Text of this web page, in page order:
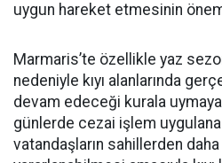
uygun hareket etmesinin
Marmaris’te özellikle yaz
nedeniyle kıyı alanlarında
devam edeceği kurala
günlerde cezai işlem
vatandaşların sahillerden